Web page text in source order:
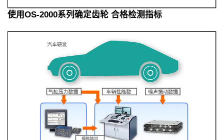
使用OS-2000系列确定齿轮 合格检测指标